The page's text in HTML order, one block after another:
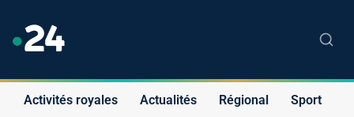
Activités royales Actualités Régional Sport